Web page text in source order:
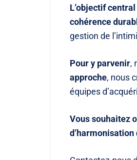
L’objectif central
cohérence
gestion de
Pour y parvenir,
approche, nous
équipes
Vous souhaitez